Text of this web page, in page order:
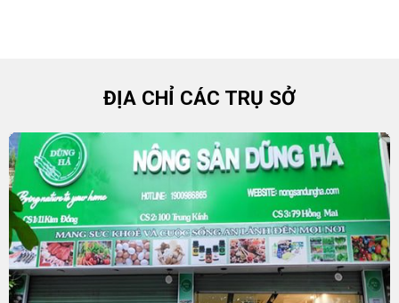
ĐỊA CHỈ CÁC TRỤ SỞ